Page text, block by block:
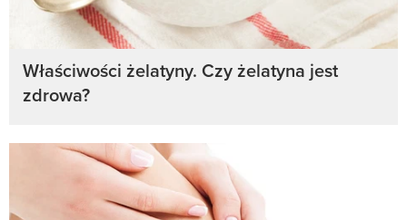
Właściwości żelatyny. Czy żelatyna jest
zdrowa?